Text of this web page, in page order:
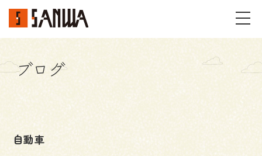
イベント・見学会
不動産情報
事例
ブログ
自動車